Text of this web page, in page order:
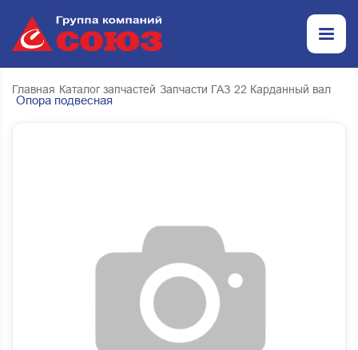
Главная Каталог запчастей Запчасти ГАЗ 22 Карданный вал
Опора подвесная